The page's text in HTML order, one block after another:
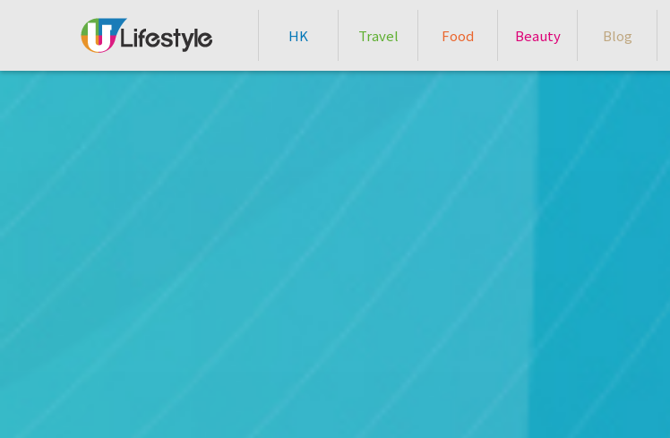
HK Travel Food Beauty Blog